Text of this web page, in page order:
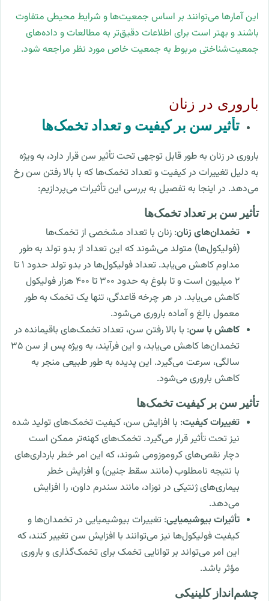
این آمار‌ها می‌توانند بر اساس جمعیت‌ها و شرایط محیطی متفاوت
باشند و بهتر است برای اطلاعات دقیق‌تر به مطالعات و داده‌های
جمعیت‌شناختی مربوط به جمعیت خاص مورد نظر مراجعه شود.
باروری در زنان
تأثیر سن بر کیفیت و تعداد تخمک‌ها
باروری در زنان به طور قابل توجهی تحت تأثیر سن قرار دارد، به ویژه
به دلیل تغییرات در کیفیت و تعداد تخمک‌ها که با بالا رفتن سن رخ
می‌دهد. در اینجا به تفصیل به بررسی این تأثیرات می‌پردازیم:
تأثیر سن بر تعداد تخمک‌ها
تخمدان‌های زنان: زنان با تعداد مشخصی از تخمک‌ها
(فولیکول‌ها) متولد می‌شوند که این تعداد از بدو تولد به طور
مداوم کاهش می‌یابد. تعداد فولیکول‌ها در بدو تولد حدود ۱ تا
۲ میلیون است و تا بلوغ به حدود ۳۰۰ تا ۴۰۰ هزار فولیکول
کاهش می‌یابد. در هر چرخه قاعدگی، تنها یک تخمک به طور
معمول بالغ و آماده باروری می‌شود.
کاهش با سن: با بالا رفتن سن، تعداد تخمک‌های باقیمانده در
تخمدان‌ها کاهش می‌یابد، و این فرآیند، به ویژه پس از سن ۳۵
سالگی، سرعت می‌گیرد. این پدیده به طور طبیعی منجر به
کاهش باروری می‌شود.
تأثیر سن بر کیفیت تخمک‌ها
تغییرات کیفیت: با افزایش سن، کیفیت تخمک‌های تولید شده
نیز تحت تأثیر قرار می‌گیرد. تخمک‌های کهنه‌تر ممکن است
دچار نقص‌های کروموزومی شوند، که این امر خطر بارداری‌های
با نتیجه نامطلوب (مانند سقط جنین) و افزایش خطر
بیماری‌های ژنتیکی در نوزاد، مانند سندرم داون، را افزایش
می‌دهد.
تأثیرات بیوشیمیایی: تغییرات بیوشیمیایی در تخمدان‌ها و
کیفیت فولیکول‌ها نیز می‌توانند با افزایش سن تغییر کنند، که
این امر می‌تواند بر توانایی تخمک برای تخمک‌گذاری و باروری
مؤثر باشد.
چشم‌انداز کلینیکی